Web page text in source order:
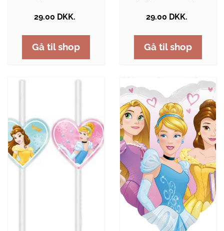
29.00 DKK.
Gå til shop
29.00 DKK.
Gå til shop